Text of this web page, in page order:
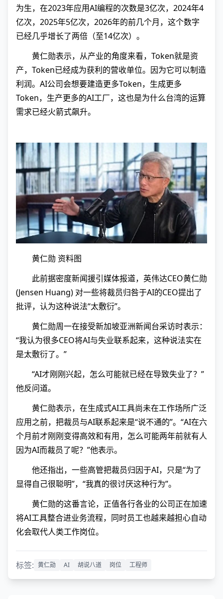
为生，在2023年应用AI编程的次数是3亿次，2024年4
亿次，2025年5亿次，2026年的前几个月，这个数字
已经几乎增长了两倍（至14亿次）。
黄仁勋表示，从产业的角度来看，Token就是资
产，Token已经成为获利的营收单位。因为它可以制造
利润。AI公司会想要建造更多Token，生成更多
Token，生产更多的AI工厂，这也是为什么台湾的运算
需求已经火箭式飙升。
黄仁勋 资料图
此前据密度新闻援引媒体报道，英伟达CEO黄仁勋
(Jensen Huang) 对一些将裁员归咎于AI的CEO提出了
批评，认为这种说法“太敷衍”。
黄仁勋周一在接受新加坡亚洲新闻台采访时表示：
“我认为很多CEO将AI与失业联系起来，这种说法实在
是太敷衍了。”
“AI才刚刚兴起，怎么可能就已经在导致失业了？”
他反问道。
黄仁勋表示，在生成式AI工具尚未在工作场所广泛
应用之前，把裁员与AI联系起来是“说不通的”。“AI在六
个月前才刚刚变得高效和有用，怎么可能两年前就有人
因为AI而裁员了呢？”他表示。
他还指出，一些高管把裁员归因于AI，只是“为了
显得自己很聪明”，“我真的很讨厌这种行为”。
黄仁勋的这番言论，正值各行各业的公司正在加速
将AI工具整合进业务流程，同时员工也越来越担心自动
化会取代人类工作岗位。
标签: 黄仁勋 AI 胡说八道 岗位 工程师